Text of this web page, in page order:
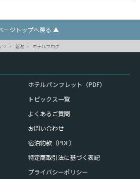
ージトップへ戻る ▲
ツ 新潟 ホテルブログ
ホテルパンフレット（PDF）
トピックス一覧
よくあるご質問
お問い合わせ
宿泊約款（PDF）
特定商取引法に基づく表記
プライバシーポリシー